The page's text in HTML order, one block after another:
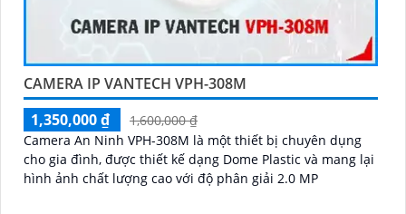
CAMERA IP VANTECH VPH-308M
1,350,000 ₫
1,600,000 ₫
Camera An Ninh VPH-308M là một thiết bị chuyên dụng
cho gia đình, được thiết kế dạng Dome Plastic và mang lại
hình ảnh chất lượng cao với độ phân giải 2.0 MP